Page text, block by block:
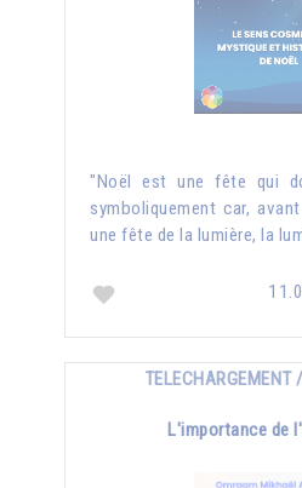
"Noël est une fête qui
symboliquement car,
une fête de la lumière, la
TELECHARGEMENT
L'importance de